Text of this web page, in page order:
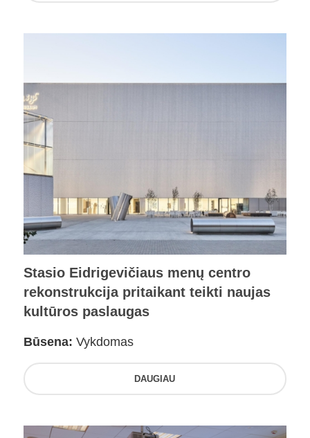
Stasio Eidrigevičiaus menų centro
rekonstrukcija pritaikant teikti naujas
kultūros paslaugas
Būsena: Vykdomas
DAUGIAU